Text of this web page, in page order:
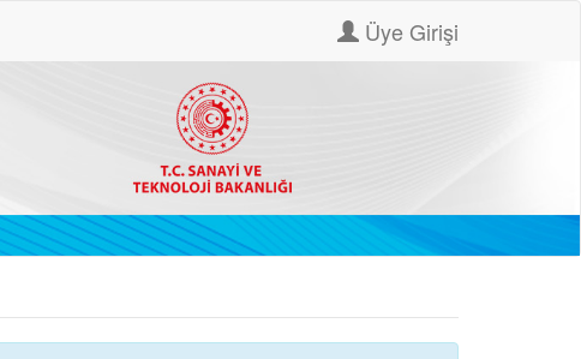
Üye Girişi